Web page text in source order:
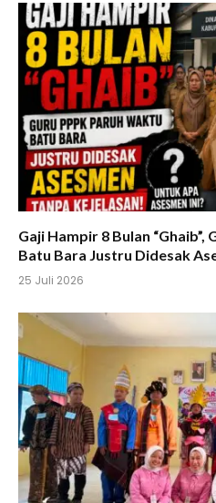
Gaji Hampir 8 Bulan “Ghaib”,
Batu Bara Justru Didesak
25 Juli 2026